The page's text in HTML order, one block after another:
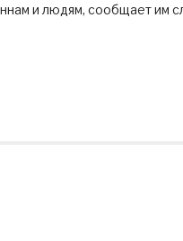
и людям, сообщает им